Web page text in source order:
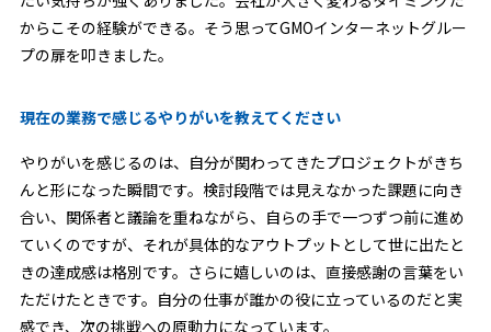
からこその経験ができる。そう思ってGMOインターネットグルー
プの扉を叩きました。
現在の業務で感じるやりがいを教えてください
やりがいを感じるのは、自分が関わってきたプロジェクトがきち
んと形になった瞬間です。検討段階では見えなかった課題に向き
合い、関係者と議論を重ねながら、自らの手で一つずつ前に進め
ていくのですが、それが具体的なアウトプットとして世に出たと
きの達成感は格別です。さらに嬉しいのは、直接感謝の言葉をい
ただけたときです。自分の仕事が誰かの役に立っているのだと実
感でき、次の挑戦への原動力になっています。